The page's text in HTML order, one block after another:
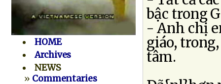
HOME
Archives
NEWS
» Commentaries
bậc trong
- Anh chị
giáo,
tâm.